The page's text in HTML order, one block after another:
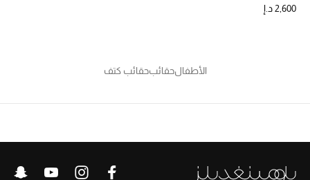
2,600 د.إ
الأطفالحقائبحقائب كتف